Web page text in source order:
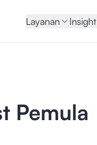
Layanan Insight
Pemula